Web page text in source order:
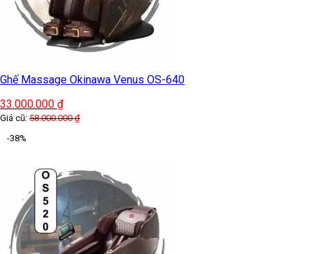
Ghế Massage Okinawa Venus OS-640
33.000.000 ₫
Giá cũ: 58.000.000₫
-38%